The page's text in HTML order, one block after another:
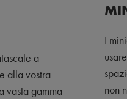
a
alla vostra
vasta gamma
I
non